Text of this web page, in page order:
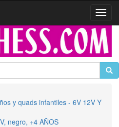
y quads infantiles - 6V 12V Y
negro, +4 AÑOS